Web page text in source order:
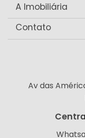
A Imobiliária
Contato
Av das